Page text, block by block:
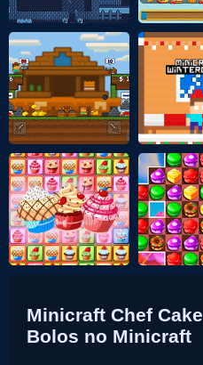
Minicraft Chef
Bolos no Minicraft